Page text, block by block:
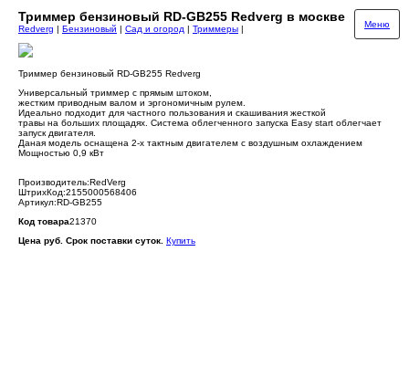
Триммер бензиновый RD-GB255 Redverg в москве
Меню
Redverg | Бензиновый | Сад и огород | Триммеры |
Триммер бензиновый RD-GB255 Redverg
Универсальный триммер с прямым штоком,
жестким приводным валом и эргономичным рулем.
Идеально подходит для частного пользования и скашивания жесткой
травы на больших площадях. Система облегченного запуска Easy start облегчает
запуск двигателя.
Даная модель оснащена 2-х тактным двигателем с воздушным охлаждением
Мощностью 0,9 кВт
Производитель:RedVerg
ШтрихКод:2155000568406
Артикул:RD-GB255
Код товара21370
Цена руб. Срок поставки суток. Купить